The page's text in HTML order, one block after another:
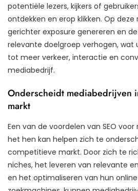
potentiële lezers, kijkers of
ontdekken en erop klikken. Op deze
gerichter exposure genereren en
relevante doelgroep verhogen, wat
tot meer verkeer, interactie en
mediabedrijf.
Onderscheidt mediabedrijven
markt
Een van de voordelen van SEO
het hen kan helpen zich te
competitieve markt. Door zich te
niches, het leveren van relevante
en het optimaliseren van hun